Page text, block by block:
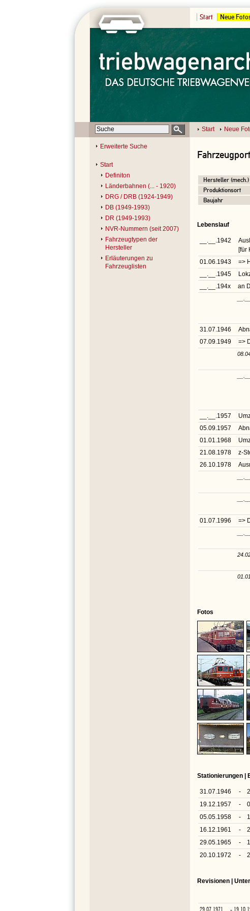
Start Neue
Start Neue
Erweiterte Suche
Start
Definiton
Länderbahnen (... - 1920)
DRG / DRB (1924-1949)
DB (1949-1993)
DR (1949-1993)
NVR-Nummern (seit 2007)
Fahrzeugtypen der
Hersteller
Erläuterungen zu
Fahrzeuglisten
Hersteller (mech.)
Produktionsort
Baujahr
Lebenslauf
__.__.1942
[für
01.06.1943
=>
__.__.1945
__.__.194x
an
31.07.1946
07.09.1949
=>
__.__.1957
05.09.1957
01.01.1968
21.08.1978
z-
26.10.1978
01.07.1996 =>
Fotos
Stationierungen |
31.07.1946 -
19.12.1957
-
05.05.1958
-
16.12.1961
-
29.05.1965
-
20.10.1972
-
Revisionen |
29.07.1971
-